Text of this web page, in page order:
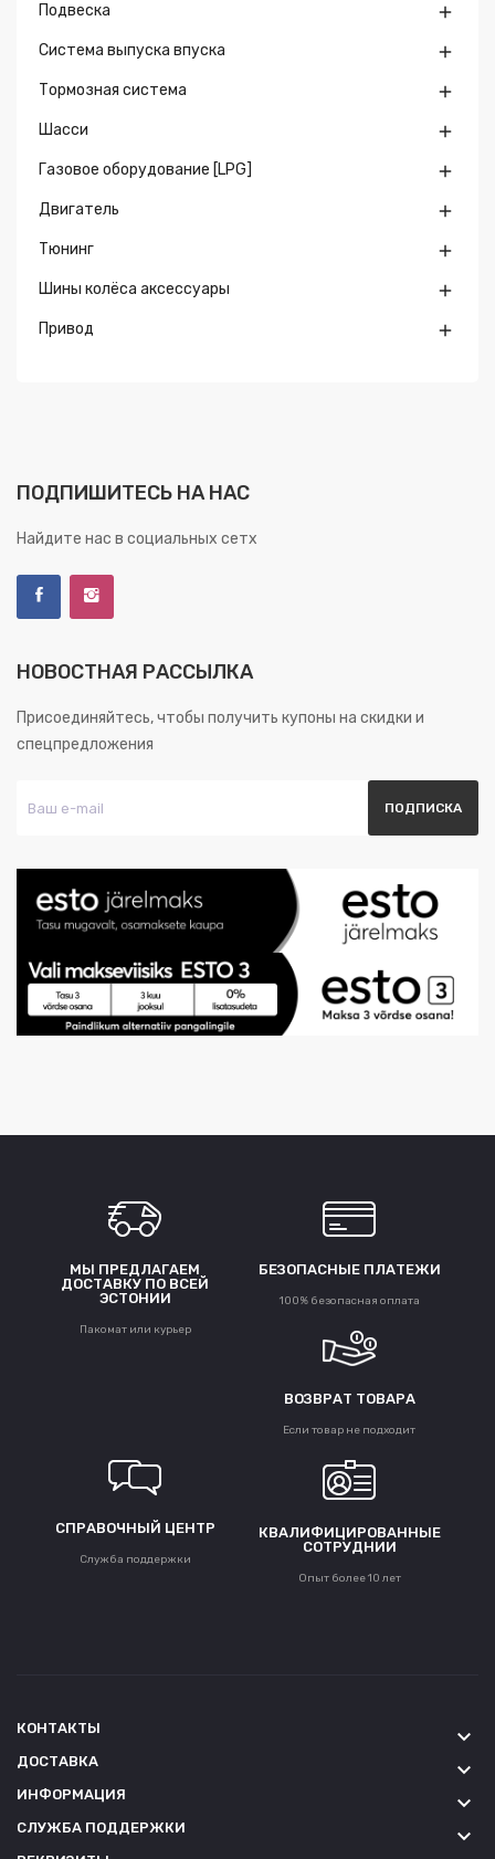
Подвеска 
Система выпуска впуска 
Тормозная система 
Шасси 
Газовое оборудование [LPG] 
Двигатель 
Тюнинг 
Шины колёса аксессуары 
Привод 
ПОДПИШИТЕСЬ НА НАС
Найдите нас в социальных сетх
НОВОСТНАЯ РАССЫЛКА
Присоединяйтесь, чтобы получить купоны на скидки и
спецпредложения
МЫ ПРЕДЛАГАЕМ
ДОСТАВКУ ПО ВСЕЙ
ЭСТОНИИ
Пакомат или курьер
БЕЗОПАСНЫЕ ПЛАТЕЖИ
100% безопасная оплата
ВОЗВРАТ ТОВАРА
Если товар не подходит
СПРАВОЧНЫЙ ЦЕНТР
Служба поддержки
КВАЛИФИЦИРОВАННЫЕ
СОТРУДНИИ
Опыт более 10 лет
КОНТАКТЫ keyboard_arrow_down
ДОСТАВКА keyboard_arrow_down
ИНФОРМАЦИЯ keyboard_arrow_down
СЛУЖБА ПОДДЕРЖКИ keyboard_arrow_down